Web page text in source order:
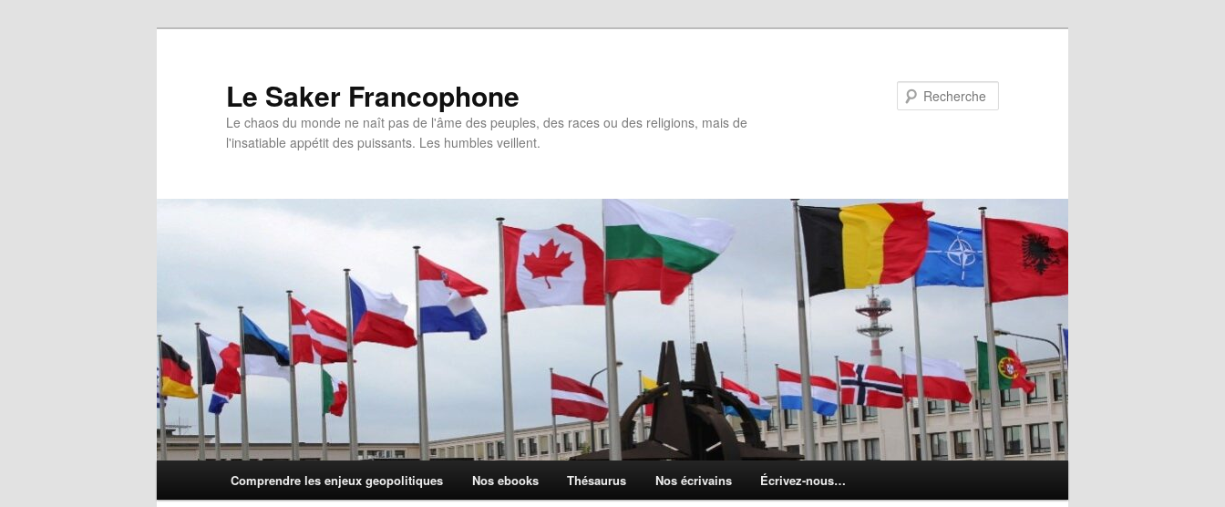
Le Saker Francophone
Le chaos du monde ne naît pas de l'âme des peuples, des races ou des religions, mais de
l'insatiable appétit des puissants. Les humbles veillent.
Comprendre les enjeux geopolitiques Nos ebooks Thésaurus Nos écrivains Écrivez-nous…